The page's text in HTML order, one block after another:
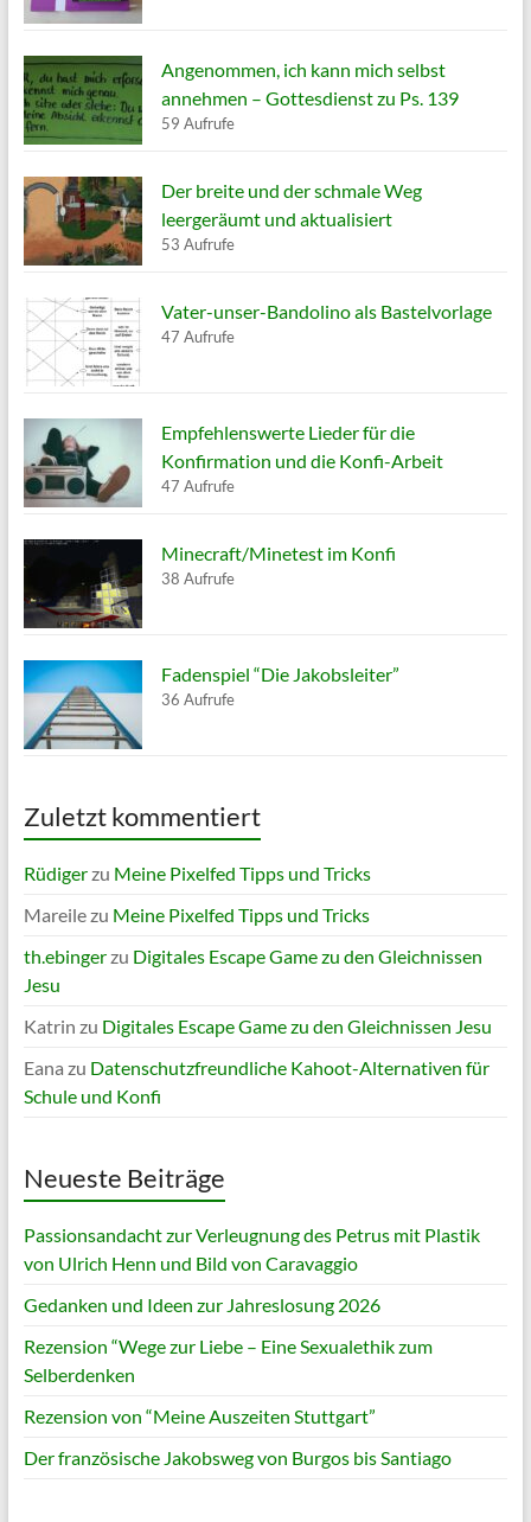
Angenommen, ich kann mich selbst
annehmen – Gottesdienst zu Ps. 139
59 Aufrufe
Der breite und der schmale Weg
leergeräumt und aktualisiert
53 Aufrufe
Vater-unser-Bandolino als Bastelvorlage
47 Aufrufe
Empfehlenswerte Lieder für die
Konfirmation und die Konfi-Arbeit
47 Aufrufe
Minecraft/Minetest im Konfi
38 Aufrufe
Fadenspiel “Die Jakobsleiter”
36 Aufrufe
Zuletzt kommentiert
Rüdigerzu Meine Pixelfed Tipps und Tricks
Mareilezu Meine Pixelfed Tipps und Tricks
th.ebingerzu Digitales Escape Game zu den Gleichnissen
Jesu
Katrin zu Digitales Escape Game zu den Gleichnissen Jesu
Eana zu Datenschutzfreundliche Kahoot-Alternativen für
Schule und Konfi
Neueste Beiträge
Passionsandacht zur Verleugnung des Petrus mit Plastik
von Ulrich Henn und Bild von Caravaggio
Gedanken und Ideen zur Jahreslosung 2026
Rezension “Wege zur Liebe – Eine Sexualethik zum
Selberdenken
Rezension von “Meine Auszeiten Stuttgart”
Der französische Jakobsweg von Burgos bis Santiago